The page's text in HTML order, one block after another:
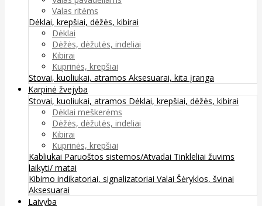
Valas ritėms
Dėklai, krepšiai, dėžės, kibirai
Dėklai
Dėžės, dėžutės, indeliai
Kibirai
Kuprinės, krepšiai
Stovai, kuoliukai, atramos Aksesuarai, kita įranga
Karpinė žvejyba
Stovai, kuoliukai, atramos Dėklai, krepšiai, dėžės, kibirai
Dėklai meškerėms
Dėžės, dėžutės, indeliai
Kibirai
Kuprinės, krepšiai
Kabliukai Paruoštos sistemos/Atvadai Tinkleliai žuvims
laikyti/ matai
Kibimo indikatoriai, signalizatoriai Valai Šėryklos, švinai
Aksesuarai
Laivyba